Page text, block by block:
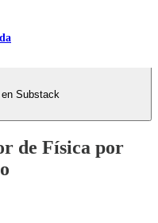
Substack
de Física por